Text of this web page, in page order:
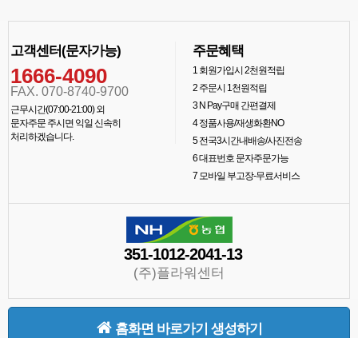
고객센터(문자가능)
1666-4090
FAX. 070-8740-9700
근무시간(07:00-21:00) 외
문자주문 주시면 익일 신속히
처리하겠습니다.
주문혜택
1회원가입시 2천원적립
2주문시 1천원적립
3N Pay구매 간편결제
4정품사용/재생화환NO
5전국3시간내배송/사진전송
6대표번호 문자주문가능
7모바일 부고장-무료서비스
351-1012-2041-13
(주)플라워센터
홈화면 바로가기 생성하기